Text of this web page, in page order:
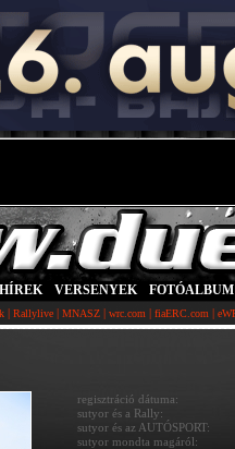
HÍREK VERSENYEK FOTÓALBUM
| Rallylive | MNASZ | wrc.com | fiaERC.com |
regisztráció dátuma:
sutyor és a Rally:
sutyor és az AUTÓSPORT:
sutyor mondta magáról: